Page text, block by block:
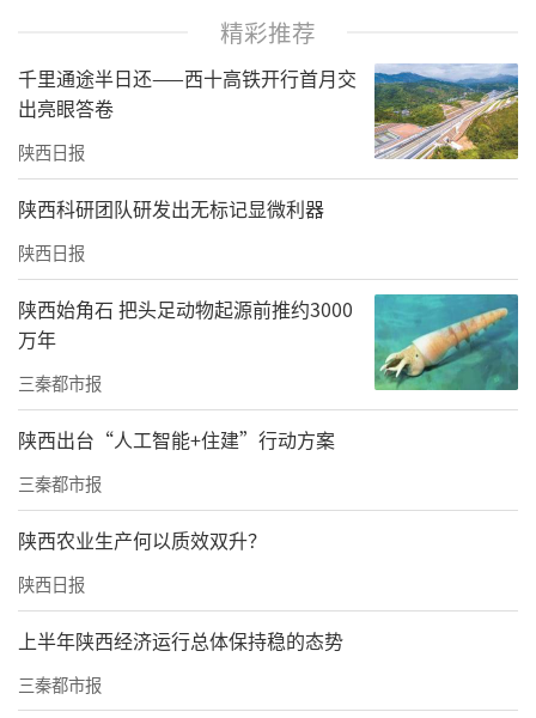
CU、神经外科、泌尿外科、消化外科、耳鼻咽
喉头颈外科、整形美容科、胸腔外科、影像诊
疗科等科室人员迅速集结。
备好气管插管、呼吸机、心电监测、输血设备
——一场与时间赛跑的营救，在患者抵达前已布
局到位。
15分钟内完成查体评估和全部检查，结果让在
场的所有医护人员神色凝重——昏迷，头颅颌面
肿胀畸形并多处皮肤裂伤活动出血，牙齿损毁
严重口腔内出血，颅底、眼眶、上颌骨、下颌
骨等头面部广泛粉碎性骨折，右侧额叶脑挫裂
伤，蛛网膜下腔出血；双侧气胸、双肺多发肺
挫裂伤；肝挫裂伤、右肾挫裂伤；骨盆、腰4-5
椎体、骶骨、右侧股骨颈骨折。
精彩推荐
千里通途半日还——西十高铁开行首月交
出亮眼答卷
陕西日报
陕西科研团队研发出无标记显微利器
陕西日报
陕西始角石 把头足动物起源前推约3000
万年
三秦都市报
陕西出台“人工智能+住建”行动方案
三秦都市报
陕西农业生产何以质效双升？
陕西日报
上半年陕西经济运行总体保持稳的态势
三秦都市报